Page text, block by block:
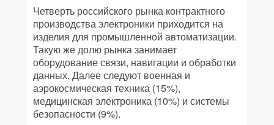
Четверть российского рынка контрактного
производства электроники приходится на
изделия для промышленной автоматизации.
Такую же долю рынка занимает
оборудование связи, навигации и обработки
данных. Далее следуют военная и
аэрокосмическая техника (15%),
медицинская электроника (10%) и системы
безопасности (9%).